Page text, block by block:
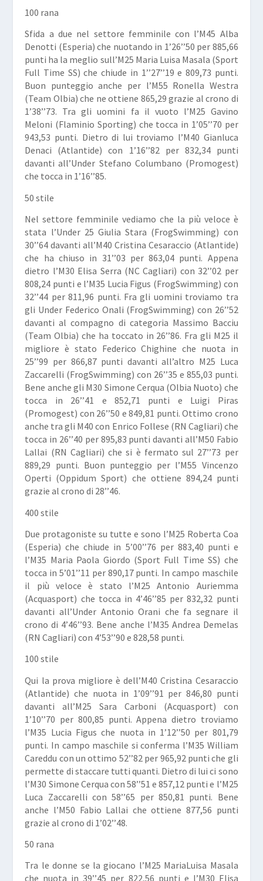
100 rana
Sfida a due nel settore femminile con l’M45 Alba
Denotti (Esperia) che nuotando in 1’26’’50 per 885,66
punti ha la meglio sull’M25 Maria Luisa Masala (Sport
Full Time SS) che chiude in 1’’27’’19 e 809,73 punti.
Buon punteggio anche per l’M55 Ronella Westra
(Team Olbia) che ne ottiene 865,29 grazie al crono di
1’38’’73. Tra gli uomini fa il vuoto l’M25 Gavino
Meloni (Flaminio Sporting) che tocca in 1’05’’70 per
943,53 punti. Dietro di lui troviamo l’M40 Gianluca
Denaci (Atlantide) con 1’16’’82 per 832,34 punti
davanti all’Under Stefano Columbano (Promogest)
che tocca in 1’16’’85.
50 stile
Nel settore femminile vediamo che la più veloce è
stata l’Under 25 Giulia Stara (FrogSwimming) con
30’’64 davanti all’M40 Cristina Cesaraccio (Atlantide)
che ha chiuso in 31’’03 per 863,04 punti. Appena
dietro l’M30 Elisa Serra (NC Cagliari) con 32’’02 per
808,24 punti e l’M35 Lucia Figus (FrogSwimming) con
32’’44 per 811,96 punti. Fra gli uomini troviamo tra
gli Under Federico Onali (FrogSwimming) con 26’’52
davanti al compagno di categoria Massimo Bacciu
(Team Olbia) che ha toccato in 26’’86. Fra gli M25 il
migliore è stato Federico Chighine che nuota in
25’’99 per 866,87 punti davanti all’altro M25 Luca
Zaccarelli (FrogSwimming) con 26’’35 e 855,03 punti.
Bene anche gli M30 Simone Cerqua (Olbia Nuoto) che
tocca in 26’’41 e 852,71 punti e Luigi Piras
(Promogest) con 26’’50 e 849,81 punti. Ottimo crono
anche tra gli M40 con Enrico Follese (RN Cagliari) che
tocca in 26’’40 per 895,83 punti davanti all’M50 Fabio
Lallai (RN Cagliari) che si è fermato sul 27’’73 per
889,29 punti. Buon punteggio per l’M55 Vincenzo
Operti (Oppidum Sport) che ottiene 894,24 punti
grazie al crono di 28’’46.
400 stile
Due protagoniste su tutte e sono l’M25 Roberta Coa
(Esperia) che chiude in 5’00’’76 per 883,40 punti e
l’M35 Maria Paola Giordo (Sport Full Time SS) che
tocca in 5’01’’11 per 890,17 punti. In campo maschile
il più veloce è stato l’M25Antonio Auriemma
(Acquasport) che tocca in 4’46’’85 per 832,32 punti
davanti all’Under Antonio Orani che fa segnare il
crono di 4’46’’93. Bene anche l’M35 Andrea Demelas
(RN Cagliari) con 4’53’’90 e 828,58 punti.
100 stile
Qui la prova migliore è dell’M40Cristina Cesaraccio
(Atlantide) che nuota in 1’09’’91 per 846,80 punti
davanti all’M25Sara Carboni (Acquasport) con
1’10’’70 per 800,85 punti. Appena dietro troviamo
l’M35 Lucia Figus che nuota in 1’12’’50 per 801,79
punti. In campo maschile si conferma l’M35 William
Careddu con un ottimo 52’’82 per 965,92 punti che gli
permette di staccare tutti quanti. Dietro di lui ci sono
l’M30 Simone Cerqua con 58’’51 e 857,12 punti e l’M25
Luca Zaccarelli con 58’’65 per 850,81 punti. Bene
anche l’M50 Fabio Lallai che ottiene 877,56 punti
grazie al crono di 1’02’’48.
50 rana
Tra le donne se la giocano l’M25 MariaLuisa Masala
che nuota in 39’’45 per 822,56 punti e l’M30 Elisa